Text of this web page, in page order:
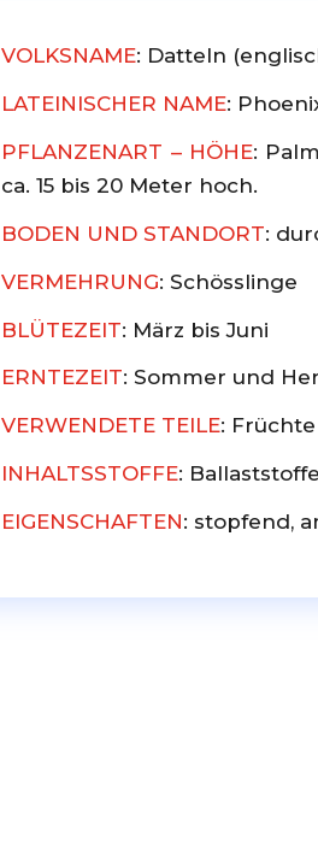
VOLKSNAME: Datteln
LATEINISCHER NAME:
PFLANZENART – HÖHE:
ca. 15 bis 20 Meter hoch.
BODEN UND STANDORT:
VERMEHRUNG: Schösslinge
BLÜTEZEIT: März bis Juni
ERNTEZEIT: Sommer und
VERWENDETE TEILE: Früchte
INHALTSSTOFFE:
EIGENSCHAFTEN: stopfend,